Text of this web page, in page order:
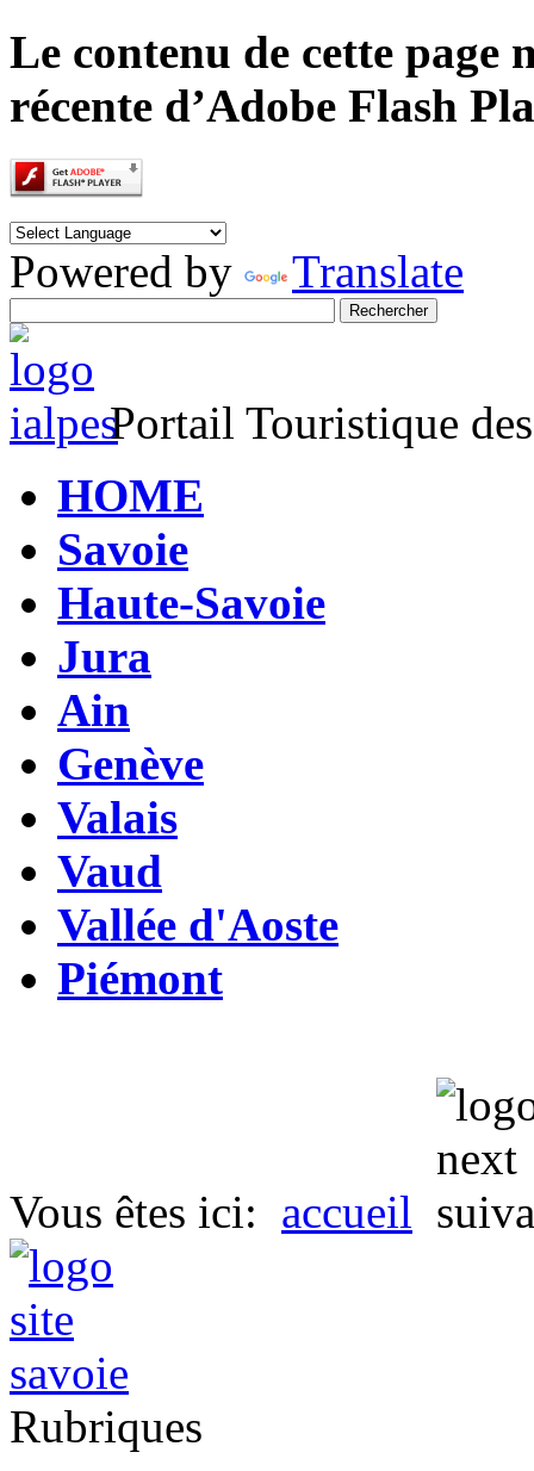
Le contenu de cette page
récente d’Adobe Flash
Powered by Translate
Portail Touristique
HOME
Savoie
Haute-Savoie
Jura
Ain
Genève
Valais
Vaud
Vallée d'Aoste
Piémont
Vous êtes ici: accueil
Rubriques